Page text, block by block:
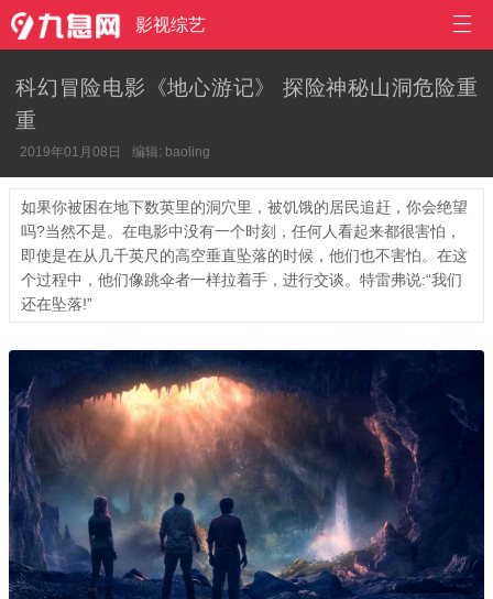

影视综艺
科幻冒险电影《地心游记》 探险神秘山洞危险重
重
2019年01月08日 编辑: baoling
如果你被困在地下数英里的洞穴里，被饥饿的居民追赶，你会绝望
吗?当然不是。在电影中没有一个时刻，任何人看起来都很害怕，
即使是在从几千英尺的高空垂直坠落的时候，他们也不害怕。在这
个过程中，他们像跳伞者一样拉着手，进行交谈。特雷弗说:“我们
还在坠落!”